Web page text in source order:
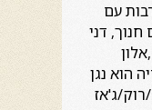
עם
דני
הוא נגן
ג'אז